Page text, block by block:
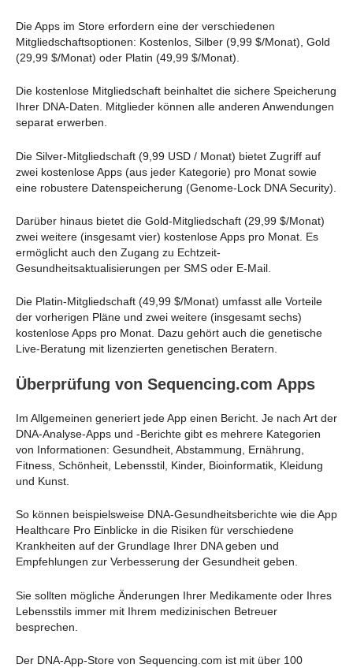
Die Apps im Store erfordern eine der verschiedenen
Mitgliedschaftsoptionen: Kostenlos, Silber (9,99 $/Monat), Gold
(29,99 $/Monat) oder Platin (49,99 $/Monat).
Die kostenlose Mitgliedschaft beinhaltet die sichere Speicherung
Ihrer DNA-Daten. Mitglieder können alle anderen Anwendungen
separat erwerben.
Die Silver-Mitgliedschaft (9,99 USD / Monat) bietet Zugriff auf
zwei kostenlose Apps (aus jeder Kategorie) pro Monat sowie
eine robustere Datenspeicherung (Genome-Lock DNA Security).
Darüber hinaus bietet die Gold-Mitgliedschaft (29,99 $/Monat)
zwei weitere (insgesamt vier) kostenlose Apps pro Monat. Es
ermöglicht auch den Zugang zu Echtzeit-
Gesundheitsaktualisierungen per SMS oder E-Mail.
Die Platin-Mitgliedschaft (49,99 $/Monat) umfasst alle Vorteile
der vorherigen Pläne und zwei weitere (insgesamt sechs)
kostenlose Apps pro Monat. Dazu gehört auch die genetische
Live-Beratung mit lizenzierten genetischen Beratern.
Überprüfung von Sequencing.com Apps
Im Allgemeinen generiert jede App einen Bericht. Je nach Art der
DNA-Analyse-Apps und -Berichte gibt es mehrere Kategorien
von Informationen: Gesundheit, Abstammung, Ernährung,
Fitness, Schönheit, Lebensstil, Kinder, Bioinformatik, Kleidung
und Kunst.
So können beispielsweise DNA-Gesundheitsberichte wie die App
Healthcare Pro Einblicke in die Risiken für verschiedene
Krankheiten auf der Grundlage Ihrer DNA geben und
Empfehlungen zur Verbesserung der Gesundheit geben.
Sie sollten mögliche Änderungen Ihrer Medikamente oder Ihres
Lebensstils immer mit Ihrem medizinischen Betreuer
besprechen.
Der DNA-App-Store von Sequencing.com ist mit über 100